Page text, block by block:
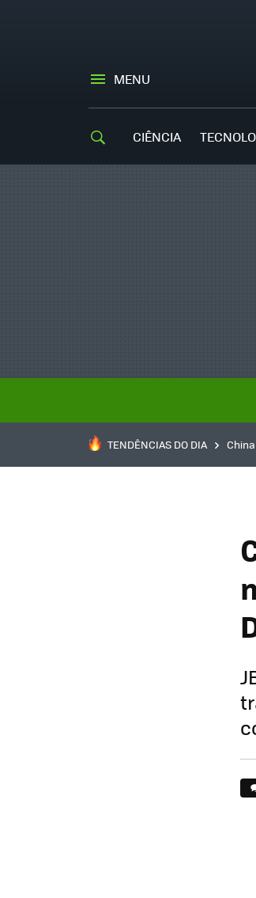
MENU
CIÊNCIA
TENDÊNCIAS DO DIA China